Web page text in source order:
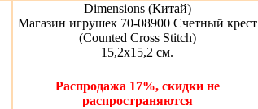
Dimensions (Китай)
Магазин игрушек 70-08900 Счетный крест
(Counted Cross Stitch)
15,2x15,2 см.
Распродажа 17%, скидки не
распространяются